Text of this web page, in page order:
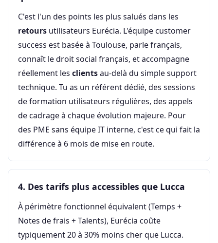
C'est l'un des points les plus salués dans les
retours utilisateurs Eurécia. L'équipe customer
success est basée à Toulouse, parle français,
connaît le droit social français, et accompagne
réellement les clientsau-delà du simple support
technique. Tu as un référent dédié, des sessions
de formation utilisateurs régulières, des appels
de cadrage à chaque évolution majeure. Pour
des PME sans équipe IT interne, c'est ce qui fait la
différence à 6 mois de mise en route.
4. Des tarifs plus accessibles que Lucca
À périmètre fonctionnel équivalent (Temps +
Notes de frais + Talents), Eurécia coûte
typiquement 20 à 30% moins cher que Lucca.